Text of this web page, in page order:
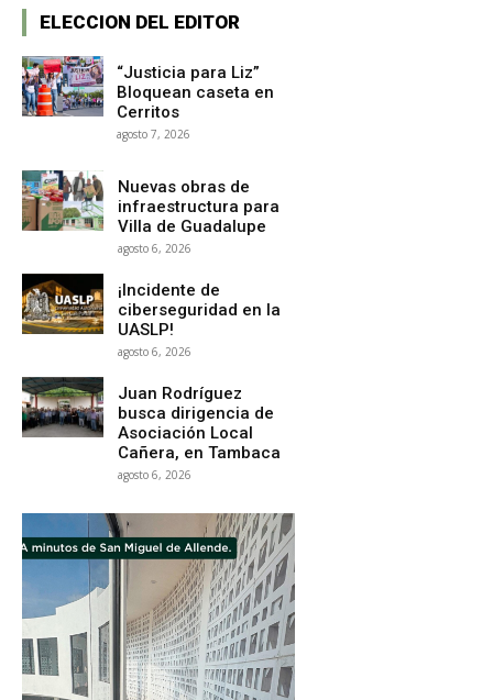
ELECCION DEL EDITOR
“Justicia para Liz”
Bloquean caseta en
Cerritos
agosto 7, 2026
Nuevas obras de
infraestructura para
Villa de Guadalupe
agosto 6, 2026
¡Incidente de
ciberseguridad en la
UASLP!
agosto 6, 2026
Juan Rodríguez
busca dirigencia de
Asociación Local
Cañera, en Tambaca
agosto 6, 2026